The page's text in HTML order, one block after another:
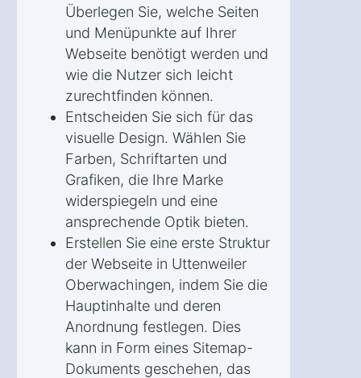
Überlegen Sie, welche Seiten
und Menüpunkte auf Ihrer
Webseite benötigt werden und
wie die Nutzer sich leicht
zurechtfinden können.
Entscheiden Sie sich für das
visuelle Design. Wählen Sie
Farben, Schriftarten und
Grafiken, die Ihre Marke
widerspiegeln und eine
ansprechende Optik bieten.
Erstellen Sie eine erste Struktur
der Webseite in Uttenweiler
Oberwachingen, indem Sie die
Hauptinhalte und deren
Anordnung festlegen. Dies
kann in Form eines Sitemap-
Dokuments geschehen, das